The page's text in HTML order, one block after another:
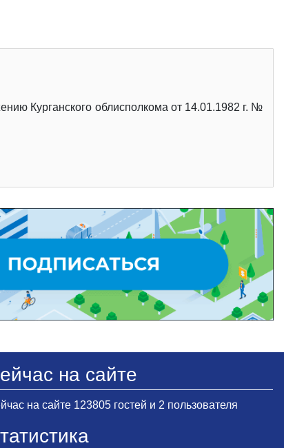
Курганского облисполкома от 14.01.1982 г. №
на сайте
на сайте 123805 гостей и 2 пользователя